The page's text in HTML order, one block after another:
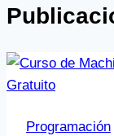
Programación